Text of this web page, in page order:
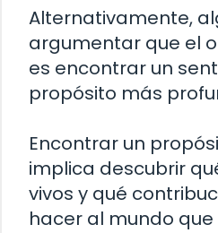
Alternativamente,
argumentar que el
es encontrar un
propósito más
Encontrar un
implica descubrir
vivos y qué
hacer al mundo